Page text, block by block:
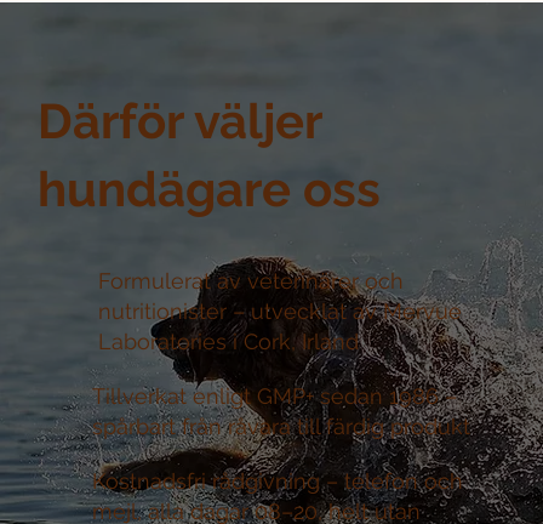
Därför väljer
hundägare oss
Formulerat av veterinärer och
nutritionister –utvecklat av Mervue
Laboratories i Cork, Irland
Tillverkat enligt GMP+ sedan 1986 –
spårbart från råvara till färdig produkt
Kostnadsfri rådgivning –telefon och
mejl, alla dagar 08–20, helt utan